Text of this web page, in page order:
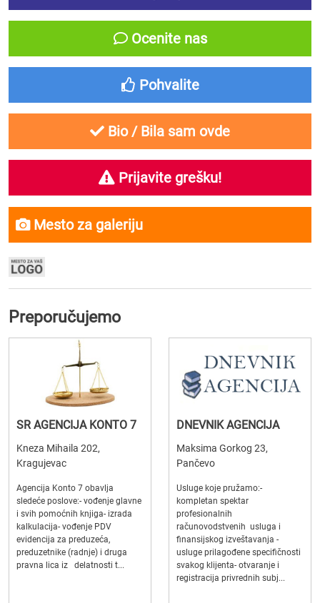
Ocenite nas
Pohvalite
Bio / Bila sam ovde
Prijavite grešku!
Mesto za galeriju
Preporučujemo
SR AGENCIJA KONTO 7
Kneza Mihaila 202,
Kragujevac
Agencija Konto 7 obavlja
sledeće poslove:- vođenje glavne
i svih pomoćnih knjiga- izrada
kalkulacija- vođenje PDV
evidencija za preduzeća,
preduzetnike (radnje) i druga
pravna lica iz delatnosti t...
DNEVNIK AGENCIJA
Maksima Gorkog 23,
Pančevo
Usluge koje pružamo:-
kompletan spektar
profesionalnih
računovodstvenih usluga i
finansijskog izveštavanja -
usluge prilagođene specifičnosti
svakog klijenta- otvaranje i
registracija privrednih subj...